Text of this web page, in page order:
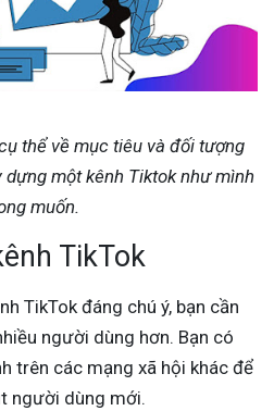
thể về mục tiêu và đối tượng
một kênh Tiktok như mình
muốn.
TikTok
TikTok đáng chú ý, bạn cần
người dùng hơn. Bạn có
trên các mạng xã hội khác để
người dùng mới.